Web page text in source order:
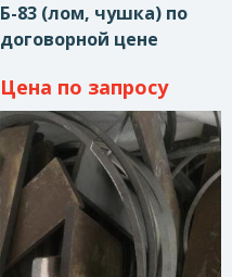
Б-83 (лом, чушка) по
договорной цене
Цена по запросу